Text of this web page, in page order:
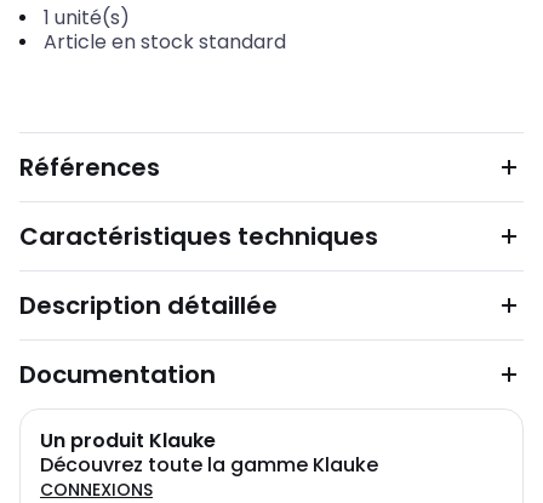
1 unité(s)
Article en stock standard
Références
Caractéristiques techniques
Description détaillée
Documentation
Un produit Klauke
Découvrez toute la gamme Klauke
CONNEXIONS